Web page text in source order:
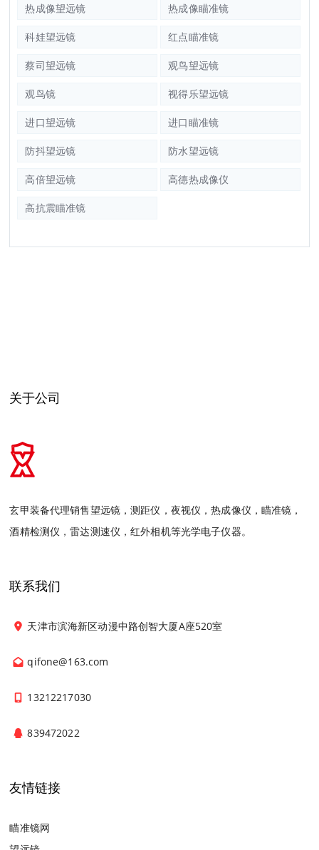
热成像望远镜 热成像瞄准镜
科娃望远镜 红点瞄准镜
蔡司望远镜 观鸟望远镜
观鸟镜 视得乐望远镜
进口望远镜 进口瞄准镜
防抖望远镜 防水望远镜
高倍望远镜 高德热成像仪
高抗震瞄准镜
关于公司
玄甲装备代理销售望远镜，测距仪，夜视仪，热成像仪，瞄准镜，
酒精检测仪，雷达测速仪，红外相机等光学电子仪器。
联系我们
天津市滨海新区动漫中路创智大厦A座520室
qifone@163.com
13212217030
839472022
友情链接
瞄准镜网